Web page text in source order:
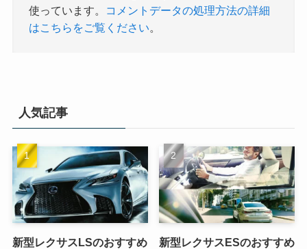
使っています。
コメントデータの処理方法の詳細
はこちらをご覧ください。
人気記事
新型レクサスLSのおすすめ
新型レクサスESのおすすめ